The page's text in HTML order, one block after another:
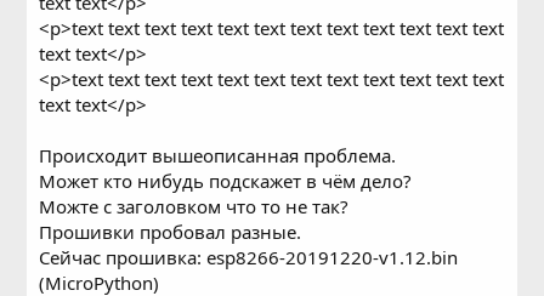
<p>text text text text text text text text text text text text
text text</p>
<p>text text text text text text text text text text text text
text text</p>
Происходит вышеописанная проблема.
Может кто нибудь подскажет в чём дело?
Можте с заголовком что то не так?
Прошивки пробовал разные.
Сейчас прошивка: esp8266-20191220-v1.12.bin
(MicroPython)